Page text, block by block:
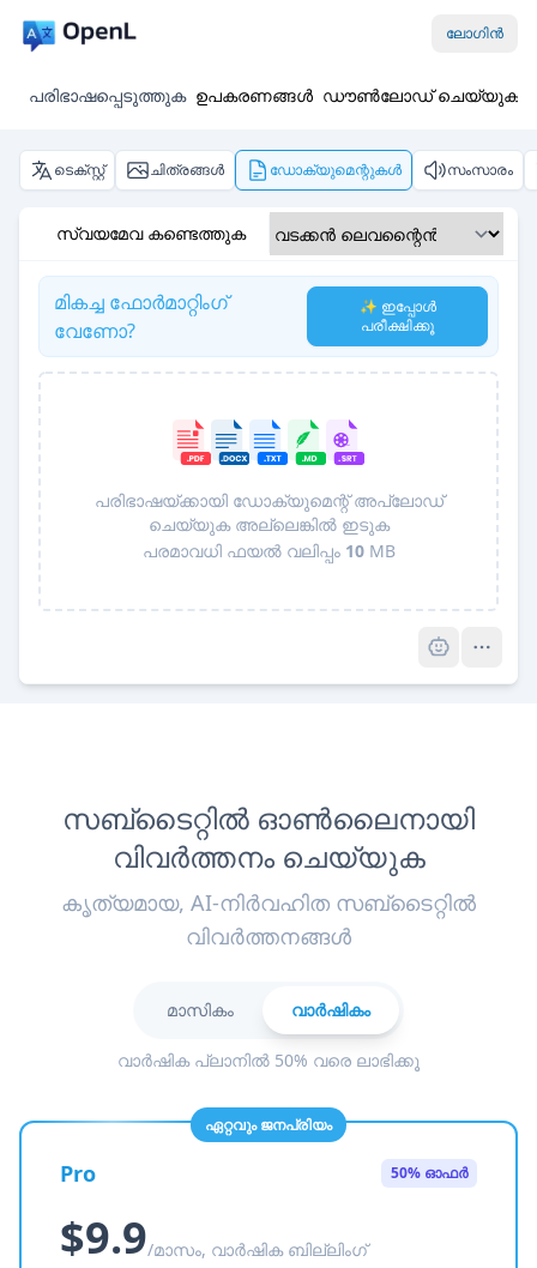
ലോഗിൻ
പരിഭാഷപ്പെടുത്തുക ഉപകരണങ്ങൾ ഡൗൺലോഡ് ചെയ്യുക
ടെക്സ്റ്റ് ചിത്രങ്ങൾ ഡോക്യുമെന്റുകൾ സംസാരം
സ്വയമേവ കണ്ടെത്തുക
മികച്ച ഫോർമാറ്റിംഗ്
വേണോ?
✨ ഇപ്പോൾ
പരീക്ഷിക്കൂ
പരിഭാഷയ്ക്കായി ഡോക്യുമെന്റ് അപ്‌ലോഡ്
ചെയ്യുക അല്ലെങ്കിൽ ഇടുക
പരമാവധി ഫയൽ വലിപ്പം 10MB
സബ്ടൈറ്റിൽ ഓൺലൈനായി
വിവർത്തനം ചെയ്യുക
കൃത്യമായ, AI-നിർവഹിത സബ്ടൈറ്റിൽ
വിവർത്തനങ്ങൾ
മാസികം വാർഷികം
വാർഷിക പ്ലാനിൽ 50% വരെ ലാഭിക്കൂ
ഏറ്റവും ജനപ്രിയം
Pro 50% ഓഫർ
$9.9/മാസം, വാർഷിക ബില്ലിംഗ്